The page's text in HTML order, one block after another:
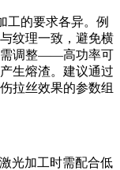
工的要求各异。例
纹理一致，避免横
需调整——高功率可
生熔渣。建议通过
拉丝效果的参数组
光加工时需配合低